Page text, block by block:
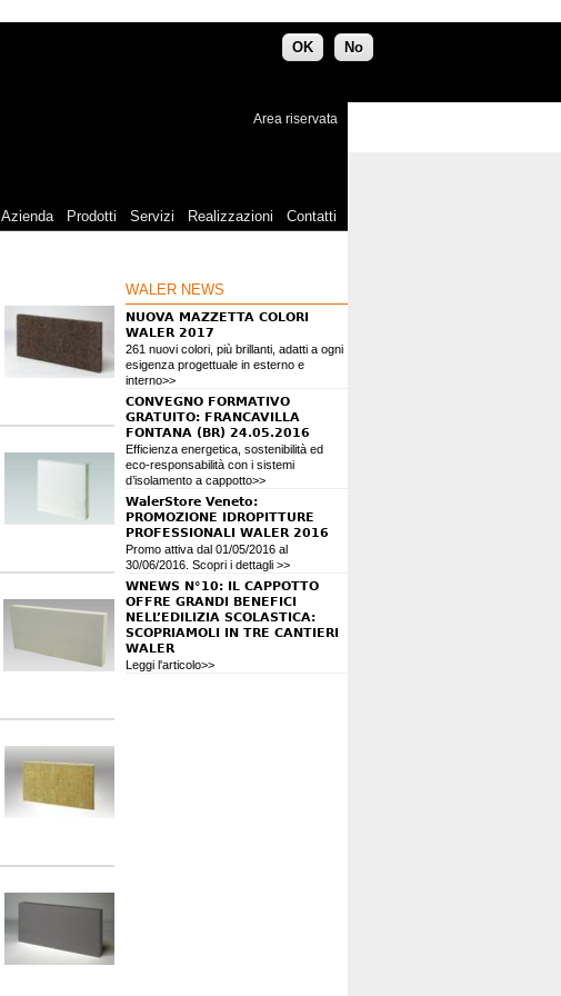
OK No
Area riservata
Azienda Prodotti Servizi Realizzazioni Contatti
WALER NEWS
NUOVA MAZZETTA COLORI
WALER 2017
261 nuovi colori, più brillanti, adatti a ogni
esigenza progettuale in esterno e
interno>>
CONVEGNO FORMATIVO
GRATUITO: FRANCAVILLA
FONTANA (BR) 24.05.2016
Efficienza energetica, sostenibilità ed
eco-responsabilità con i sistemi
d’isolamento a cappotto>>
WalerStore Veneto:
PROMOZIONE IDROPITTURE
PROFESSIONALI WALER 2016
Promo attiva dal 01/05/2016 al
30/06/2016. Scopri i dettagli >>
WNEWS N°10: IL CAPPOTTO
OFFRE GRANDI BENEFICI
NELL’EDILIZIA SCOLASTICA:
SCOPRIAMOLI IN TRE CANTIERI
WALER
Leggi l'articolo>>